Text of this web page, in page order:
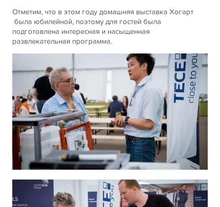
Отметим, что в этом году домашняя выставка Хогарт
была юбилейной, поэтому для гостей была
подготовлена интересная и насыщенная
развлекательная программа.